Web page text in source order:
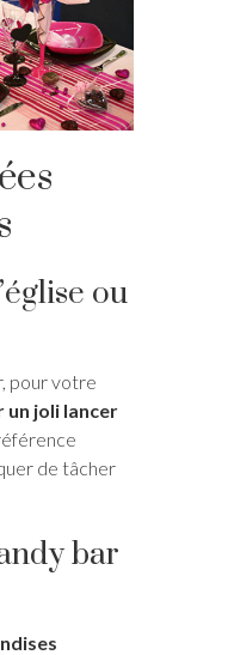
ou
pour votre
un joli lancer
de tâcher
bar